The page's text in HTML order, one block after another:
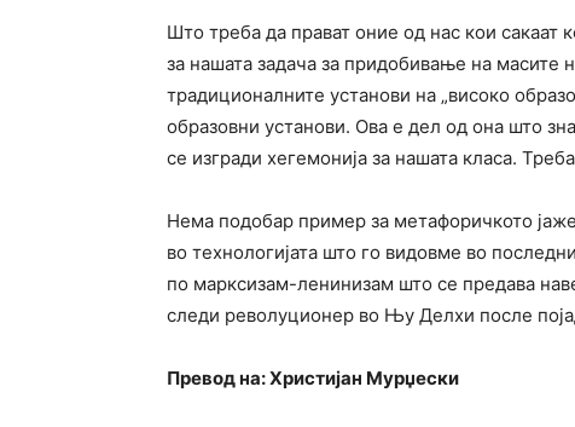
Што треба да прават оние од нас кои сакаат
за нашата задача за придобивање на
традиционалните установи на „високо
образовни установи. Ова е дел од она што
се изгради хегемонија за нашата класа.
Нема подобар пример за метафоричкото
во технологијата што го видовме во
по марксизам-ленинизам што се предава
следи револуционер во Њу Делхи после
Превод на: Христијан Мурџески